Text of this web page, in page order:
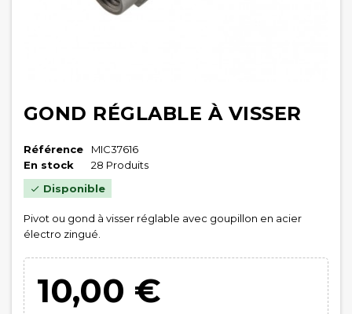
GOND RÉGLABLE À VISSER
Référence
MIC37616
En stock
28 Produits
 Disponible
Pivot ou gond à visser réglable avec goupillon en acier
électro zingué.
10,00 €